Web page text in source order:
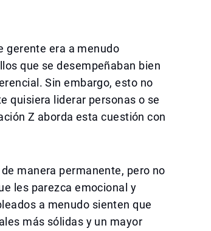
gerente era a menudo
que se desempeñaban bien
Sin embargo, esto no
quisiera liderar personas o se
Z aborda esta cuestión con
manera permanente, pero no
les parezca emocional y
a menudo sienten que
más sólidas y un mayor